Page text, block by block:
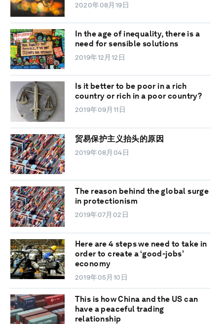
2020年08月19日
In the age of inequality, there is a
need for sensible solutions
2019年12月12日
Is it better to be poor in a rich
country or rich in a poor country?
2019年09月11日
贸易保护主义抬头的原因
2019年08月04日
The reason behind the global surge
in protectionism
2019年07月02日
Here are 4 steps we need to take in
order to create a ‘good-jobs’
economy
2019年05月10日
This is how China and the US can
have a peaceful trading
relationship